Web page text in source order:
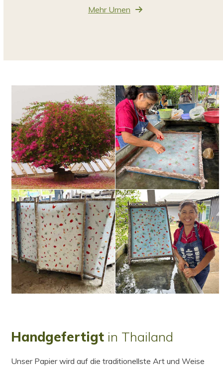
Mehr Urnen
Handgefertigt in Thailand
Unser Papier wird auf die traditionellste Art und Weise